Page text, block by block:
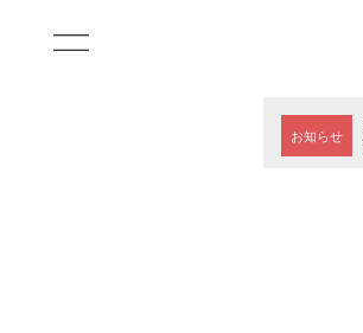
お知らせ